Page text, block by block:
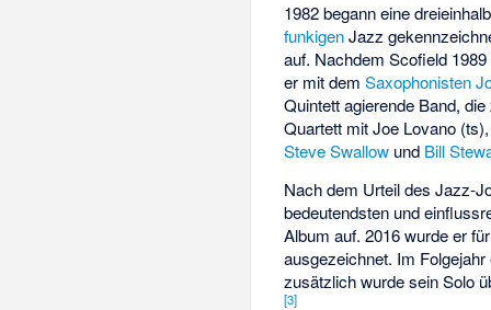
1982 begann eine
funkigenJazz
auf. Nachdem Scofield
er mit demSaxophonisten
Quintett agierende Band,
Quartett mit Joe Lovano (ts),
Steve Swallow und Bill
Nach dem Urteil des Jazz-
bedeutendsten und
Album auf. 2016 wurde er
ausgezeichnet. Im
zusätzlich wurde sein Solo
[3]